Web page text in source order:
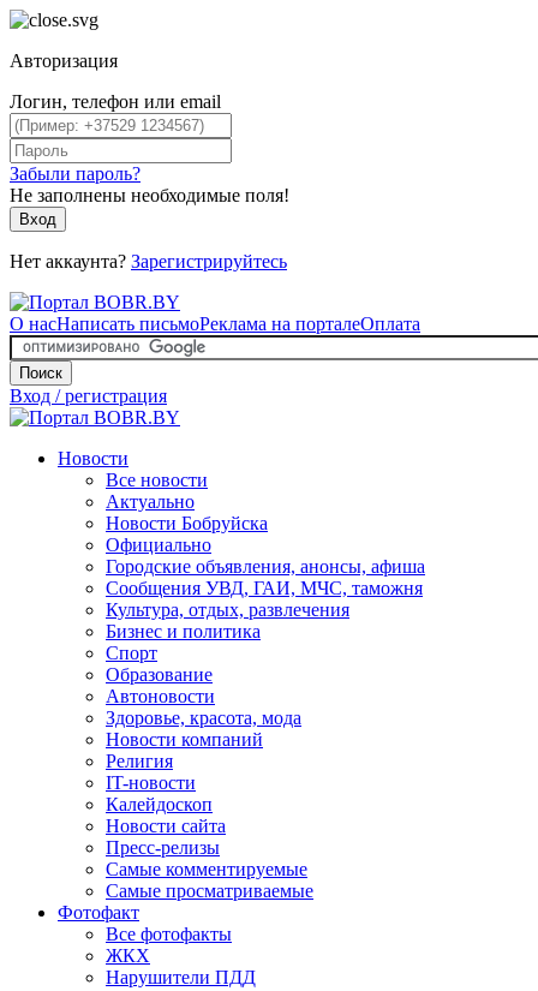
Авторизация
Логин, телефон или email
Забыли пароль?
Не заполнены необходимые поля!
Вход
Нет аккаунта? Зарегистрируйтесь
О насНаписать письмоРеклама на порталеОплата
Поиск
Вход / регистрация
Новости
Все новости
Актуально
Новости Бобруйска
Официально
Городские объявления, анонсы, афиша
Сообщения УВД, ГАИ, МЧС, таможня
Культура, отдых, развлечения
Бизнес и политика
Спорт
Образование
Автоновости
Здоровье, красота, мода
Новости компаний
Религия
IT-новости
Калейдоскоп
Новости сайта
Пресс-релизы
Самые комментируемые
Самые просматриваемые
Фотофакт
Все фотофакты
ЖКХ
Нарушители ПДД